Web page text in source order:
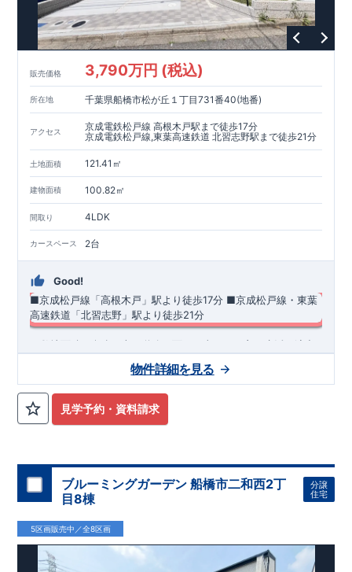
販売価格 3,790万円 (税込)
所在地 千葉県船橋市松が丘１丁目731番40(地番)
アクセス
京成電鉄松戸線 高根木戸駅まで徒歩17分
京成電鉄松戸線,東葉高速鉄道 北習志野駅まで徒歩21分
土地面積 121.41㎡
建物面積 100.82㎡
間取り 4LDK
カースペース 2台
Good!
■京成松戸線「高根木戸」駅より徒歩17分 ​■京成松戸線・東葉
高速鉄道「北習志野」駅より徒歩21分
​・敷地面積36坪超♪南西道路に面し日当たりの良い生活を演出
します◎ ・リビング横に和室（5.25帖）を採用したリビング♪
・スマートサニタリーを採用した洗面室は便利なカウンター付
き♪ ・あったら嬉しい室内物干しを採用！ ​・並列駐車2台可！ ​
・共働き世帯に大活躍の宅配ボックス
◆周辺環境
【教育施設】◎ 古和釜小学校 約420m(徒歩約6分) ◎ 古和釜
中学校 約1,200m(徒歩約15分)
住宅性能評価 W取得(設計・建設)
■第三者機関が設計・建物検査(全四回)を実施 ■税制優遇あり
4分野6項目で最高等級を取得!
□ 構造の安定 (耐風等級2・耐震等級3) □ 劣化の軽減 (劣化対
策等級3) □ 維持管理への配慮 (維持管理対策等級3) □ 空気環
境 (ホルムアルデヒド発散等級3)
快適に長く住める住宅
【長期優良住宅】
■国の定める7つの技術基準をクリア ■税制
優遇あり
【東栄セーフティーダンパー標準装備】 ■制震ダンパ
見学予約・資料請求
物件詳細を見る
ブルーミングガーデン 船橋市二和西2丁
目8棟
分譲
住宅
5区画販売中／全8区画